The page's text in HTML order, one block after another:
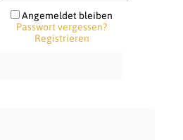
Angemeldet bleiben
Passwort vergessen?
Registrieren